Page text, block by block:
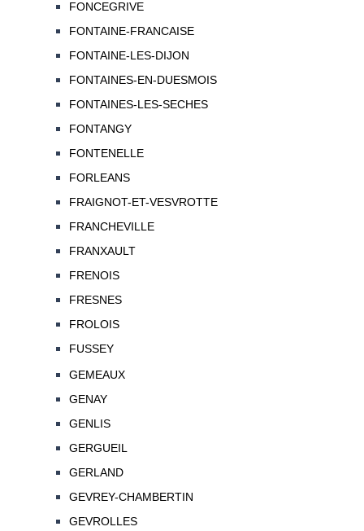
FONCEGRIVE
FONTAINE-FRANCAISE
FONTAINE-LES-DIJON
FONTAINES-EN-DUESMOIS
FONTAINES-LES-SECHES
FONTANGY
FONTENELLE
FORLEANS
FRAIGNOT-ET-VESVROTTE
FRANCHEVILLE
FRANXAULT
FRENOIS
FRESNES
FROLOIS
FUSSEY
GEMEAUX
GENAY
GENLIS
GERGUEIL
GERLAND
GEVREY-CHAMBERTIN
GEVROLLES